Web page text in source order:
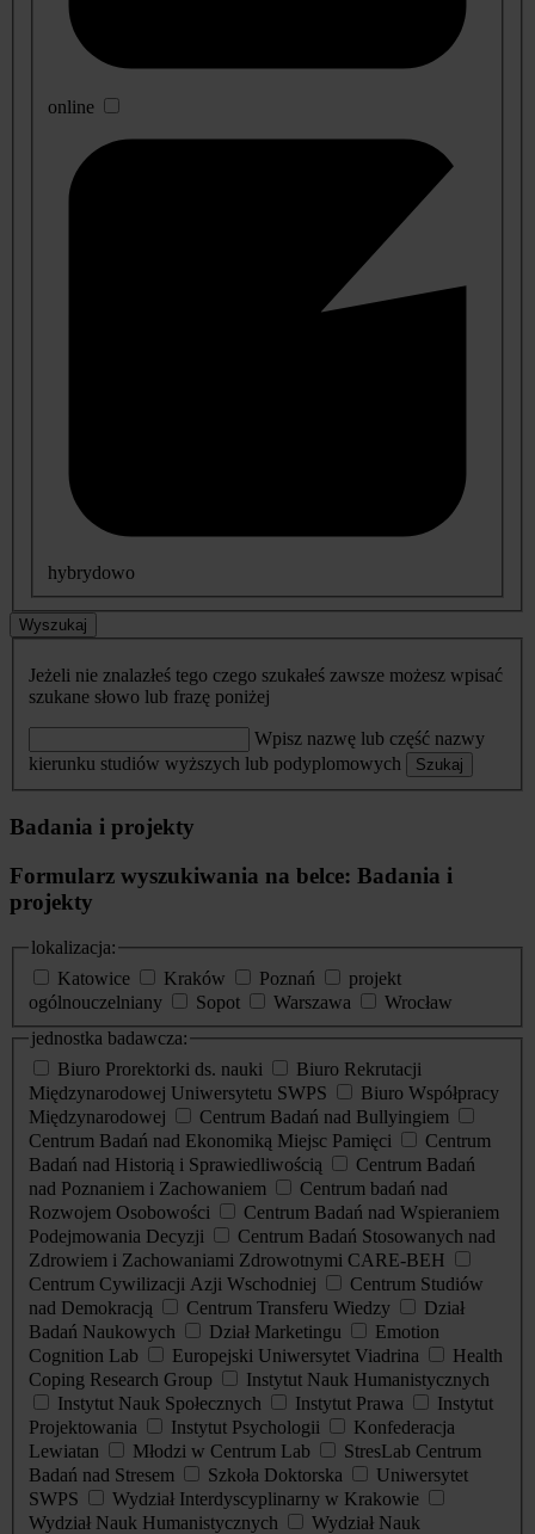
online
hybrydowo
Wyszukaj
Jeżeli nie znalazłeś tego czego szukałeś zawsze możesz wpisać
szukane słowo lub frazę poniżej
Wpisz nazwę lub część nazwy
kierunku studiów wyższych lub podyplomowych
Szukaj
Badania i projekty
Formularz wyszukiwania na belce: Badania i
projekty
lokalizacja:
Katowice
Kraków Poznań
projekt
ogólnouczelniany
Sopot Warszawa
Wrocław
jednostka badawcza:
Biuro Prorektorki ds. nauki
Biuro Rekrutacji
Międzynarodowej Uniwersytetu SWPS
Biuro Współpracy
Międzynarodowej
Centrum Badań nad Bullyingiem
Centrum Badań nad Ekonomiką Miejsc Pamięci
Centrum
Badań nad Historią i Sprawiedliwością
Centrum Badań
nad Poznaniem i Zachowaniem
Centrum badań nad
Rozwojem Osobowości
Centrum Badań nad Wspieraniem
Podejmowania Decyzji
Centrum Badań Stosowanych nad
Zdrowiem i Zachowaniami Zdrowotnymi CARE-BEH
Centrum Cywilizacji Azji Wschodniej
Centrum Studiów
nad Demokracją
Centrum Transferu Wiedzy
Dział
Badań Naukowych
Dział Marketingu
Emotion
Cognition Lab
Europejski Uniwersytet Viadrina
Health
Coping Research Group
Instytut Nauk Humanistycznych
Instytut Nauk Społecznych
Instytut Prawa
Instytut
Projektowania
Instytut Psychologii
Konfederacja
Lewiatan
Młodzi w Centrum Lab
StresLab Centrum
Badań nad Stresem
Szkoła Doktorska
Uniwersytet
SWPS
Wydział Interdyscyplinarny w Krakowie
Wydział Nauk Humanistycznych
Wydział Nauk